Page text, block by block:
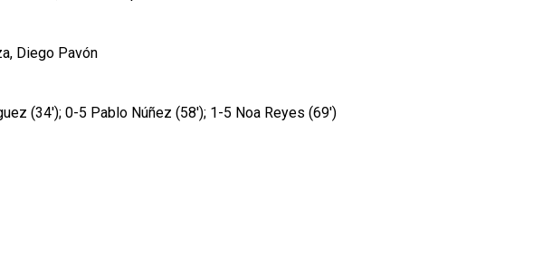
Diego Pavón
(34'); 0-5 Pablo Núñez (58'); 1-5 Noa Reyes (69')